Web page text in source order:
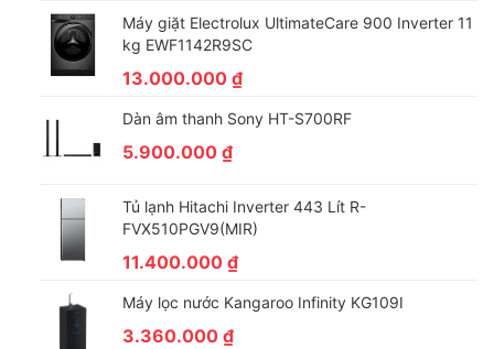
đến dày nặng, giặt thông thường cho đến giặt nhanh.
Hơn nữa, chế độ sấy nâng niucòn
và co rút sợi vải
Máy giặt Electrolux UltimateCare 900 Inverter 11
kg EWF1142R9SC
13.000.000 ₫
Dàn âm thanh Sony HT-S700RF
5.900.000 ₫
Tủ lạnh Hitachi Inverter 443 Lít R-
FVX510PGV9(MIR)
11.400.000 ₫
Máy lọc nước Kangaroo Infinity KG109I
3.360.000 ₫